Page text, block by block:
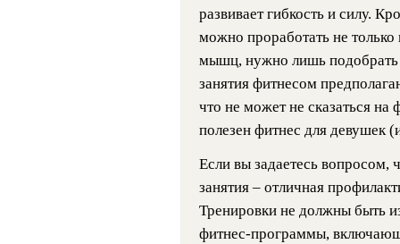
развивает гибкость и силу.
можно проработать не
мышц, нужно лишь подобрать
занятия фитнесом
что не может не сказаться
полезен фитнес для девушек
Если вы задаетесь вопросом,
занятия – отличная
Тренировки не должны быть
фитнес-программы,